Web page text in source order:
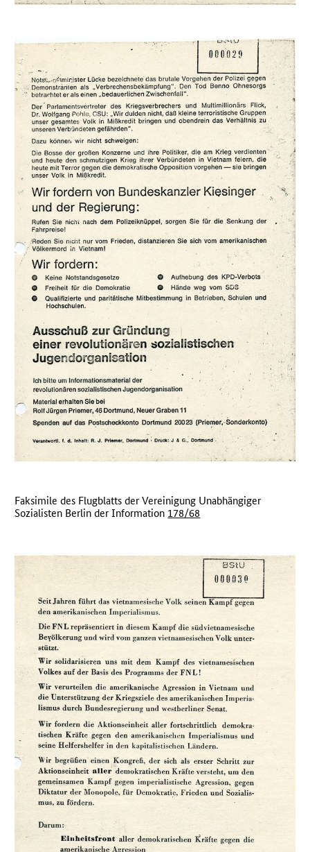
Faksimile des Flugblatts der Vereinigung Unabhängiger
Sozialisten Berlin der Information 178/68